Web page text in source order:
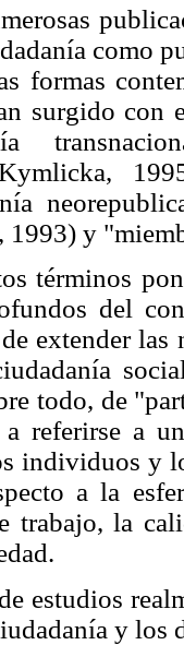
como
formas
surgido con
1993) y
términos
del
extender
todo, de
a referirse a
individuos y
a la
trabajo, la
estudios
y los